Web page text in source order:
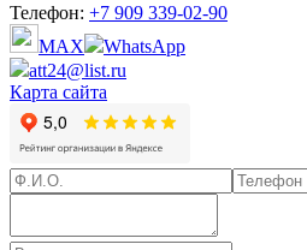
Телефон: +7 909 339-02-90
MAX
WhatsApp
att24@list.ru
Карта сайта